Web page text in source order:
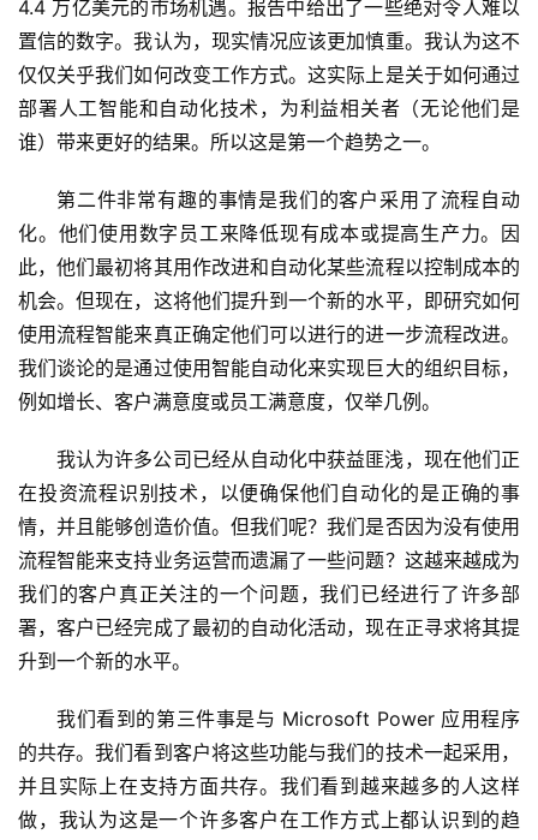
4.4 万亿美元的市场机遇。报告中给出了一些绝对令人难以
置信的数字。我认为，现实情况应该更加慎重。我认为这不
仅仅关乎我们如何改变工作方式。这实际上是关于如何通过
部署人工智能和自动化技术，为利益相关者（无论他们是
谁）带来更好的结果。所以这是第一个趋势之一。
第二件非常有趣的事情是我们的客户采用了流程自动
化。他们使用数字员工来降低现有成本或提高生产力。因
此，他们最初将其用作改进和自动化某些流程以控制成本的
机会。但现在，这将他们提升到一个新的水平，即研究如何
使用流程智能来真正确定他们可以进行的进一步流程改进。
我们谈论的是通过使用智能自动化来实现巨大的组织目标，
例如增长、客户满意度或员工满意度，仅举几例。
我认为许多公司已经从自动化中获益匪浅，现在他们正
在投资流程识别技术，以便确保他们自动化的是正确的事
情，并且能够创造价值。但我们呢？我们是否因为没有使用
流程智能来支持业务运营而遗漏了一些问题？这越来越成为
我们的客户真正关注的一个问题，我们已经进行了许多部
署，客户已经完成了最初的自动化活动，现在正寻求将其提
升到一个新的水平。
我们看到的第三件事是与 Microsoft Power 应用程序
的共存。我们看到客户将这些功能与我们的技术一起采用，
并且实际上在支持方面共存。我们看到越来越多的人这样
做，我认为这是一个许多客户在工作方式上都认识到的趋